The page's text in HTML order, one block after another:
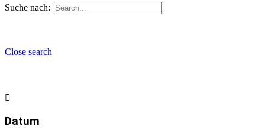
Suche nach:
Close search
Datum